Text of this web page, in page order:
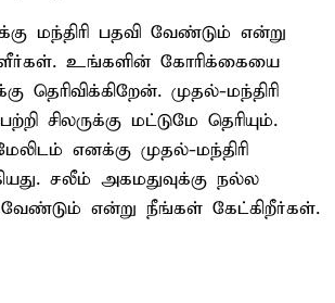
மந்திரி பதவி வேண்டும் என்று
உங்களின் கோரிக்கையை
தெரிவிக்கிறேன். முதல்-மந்திரி
சிலருக்கு மட்டுமே தெரியும்.
எனக்கு முதல்-மந்திரி
சலீம் அகமதுவுக்கு நல்ல
என்று நீங்கள் கேட்கிறீர்கள்.